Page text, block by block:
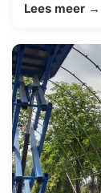
Lees meer →